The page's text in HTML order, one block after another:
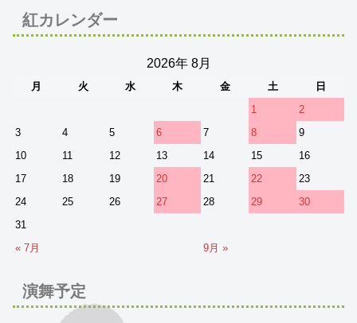
紅カレンダー
2026年 8月
月 火 水 木 金 土
日
1
2
3
4 5 6 7 8
9
10
11 12 13 14 15
16
17
18 19 20 21 22
23
24
25 26 27 28 29
30
31
« 7月
9月 »
演舞予定